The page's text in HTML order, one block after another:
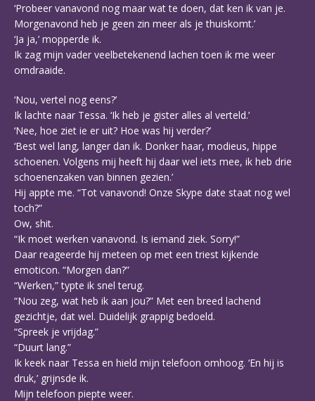
‘Probeer vanavond nog maar wat te doen, dat ken ik van je.
Morgenavond heb je geen zin meer als je thuiskomt.’
‘Ja ja,’ mopperde ik.
Ik zag mijn vader veelbetekenend lachen toen ik me weer
omdraaide.
‘Nou, vertel nog eens?’
Ik lachte naar Tessa. ‘Ik heb je gister alles al verteld.’
‘Nee, hoe ziet ie er uit? Hoe was hij verder?’
‘Best wel lang, langer dan ik. Donker haar, modieus, hippe
schoenen. Volgens mij heeft hij daar wel iets mee, ik heb drie
schoenenzaken van binnen gezien.’
Hij appte me. “Tot vanavond! Onze Skype date staat nog wel
toch?”
Ow, shit.
“Ik moet werken vanavond. Is iemand ziek. Sorry!”
Daar reageerde hij meteen op met een triest kijkende
emoticon. “Morgen dan?”
“Werken,” typte ik snel terug.
“Nou zeg, wat heb ik aan jou?” Met een breed lachend
gezichtje, dat wel. Duidelijk grappig bedoeld.
“Spreek je vrijdag.”
“Duurt lang.”
Ik keek naar Tessa en hield mijn telefoon omhoog. ‘En hij is
druk,’ grijnsde ik.
Mijn telefoon piepte weer.